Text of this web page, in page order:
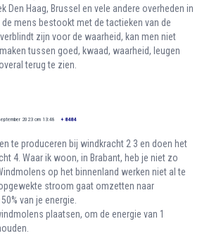
Den Haag, Brussel en vele andere overheden in
mens bestookt met de tactieken van de
zijn voor de waarheid, kan men niet
tussen goed, kwaad, waarheid, leugen
terug te zien.
2023 om 13:48 + 8484
te produceren bij windkracht 2 3 en doen het
4. Waar ik woon, in Brabant, heb je niet zo
op het binnenland werken niet al te
stroom gaat omzetten naar
van je energie.
plaatsen, om de energie van 1